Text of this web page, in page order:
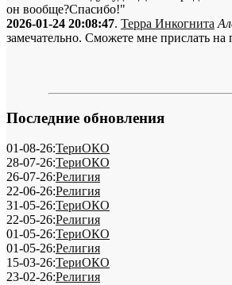
он вообще?Спасибо!"
2026-01-24 20:08:47. Терра Инкогнита
замечательно. Сможете мне прислать на
Последние обновления
01-08-26:ТериОКО
28-07-26:ТериОКО
26-07-26:Религия
22-06-26:Религия
31-05-26:ТериОКО
22-05-26:Религия
01-05-26:ТериОКО
01-05-26:Религия
15-03-26:ТериОКО
23-02-26:Религия